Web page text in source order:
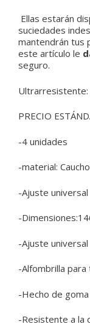
Ellas estarán
suciedades
mantendrán tus
este artículo le
seguro.
Ultrarresistente:
PRECIO
-4 unidades
-material: Caucho
-Ajuste universal
-
-Ajuste universal
-Alfombrilla
-Hecho de
-Resistente a la